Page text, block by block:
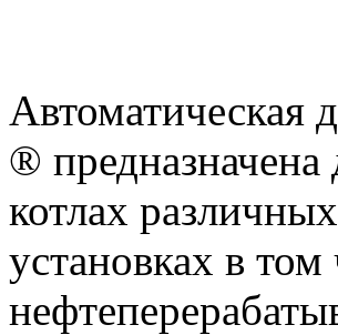
Автоматическая
®
котлах
установках в